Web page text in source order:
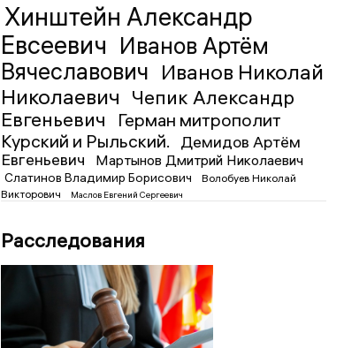
Хинштейн Александр
Евсеевич Иванов Артём
Вячеславович Иванов Николай
Николаевич Чепик Александр
Евгеньевич
Герман митрополит
Курский и Рыльский.
Демидов Артём
Евгеньевич
Мартынов Дмитрий Николаевич
Слатинов Владимир Борисович
Волобуев Николай
Викторович
Маслов Евгений Сергеевич
Расследования